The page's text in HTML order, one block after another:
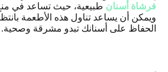
فرشاة أسنان طبيعية، حيث تساعد في منع
ويمكن أن يساعد تناول هذه الأطعمة
الحفاظ على أسنانك تبدو مشرقة وصحية.